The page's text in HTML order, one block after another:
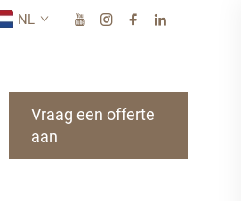
NL
Vraag een offerte
aan